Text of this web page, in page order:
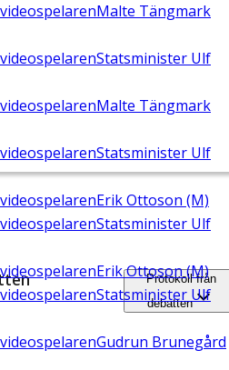
Malte Tängmark
Statsminister Ulf
Malte Tängmark
Statsminister Ulf
Erik Ottoson (M)
Statsminister Ulf
Erik Ottoson (M)
Statsminister Ulf
Gudrun Brunegård
Protokoll från
debatten